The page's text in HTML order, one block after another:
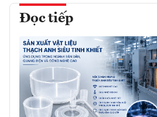
Đọc tiếp